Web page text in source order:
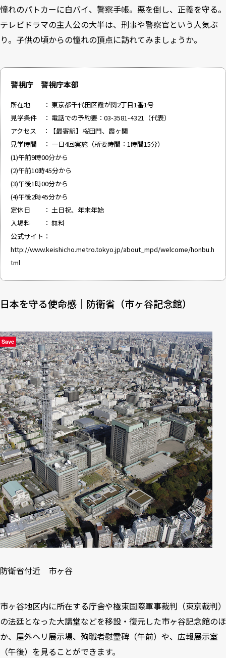
憧れのパトカーに白バイ、警察手帳。悪を倒し、正義を守る。
テレビドラマの主人公の大半は、刑事や警察官という人気ぶ
り。子供の頃からの憧れの頂点に訪れてみましょうか。
警視庁 警視庁本部
所在地 ： 東京都千代田区霞が関2丁目1番1号
見学条件 ： 電話での予約要：03-3581-4321（代表）
アクセス ：【最寄駅】桜田門、霞ヶ関
見学時間 ： 一日4回実施（所要時間：1時間15分）
(1)午前9時00分から
(2)午前10時45分から
(3)午後1時00分から
(4)午後2時45分から
定休日 ： 土日祝、年末年始
入場料 ： 無料
公式サイト：
http://www.keishicho.metro.tokyo.jp/about_mpd/welcome/honbu.h
tml
日本を守る使命感｜防衛省（市ヶ谷記念館）
防衛省付近 市ヶ谷
市ヶ谷地区内に所在する庁舎や極東国際軍事裁判（東京裁判）
の法廷となった大講堂などを移設・復元した市ヶ谷記念館のほ
か、屋外ヘリ展示場、殉職者慰霊碑（午前）や、広報展示室
（午後）を見ることができます。
Save